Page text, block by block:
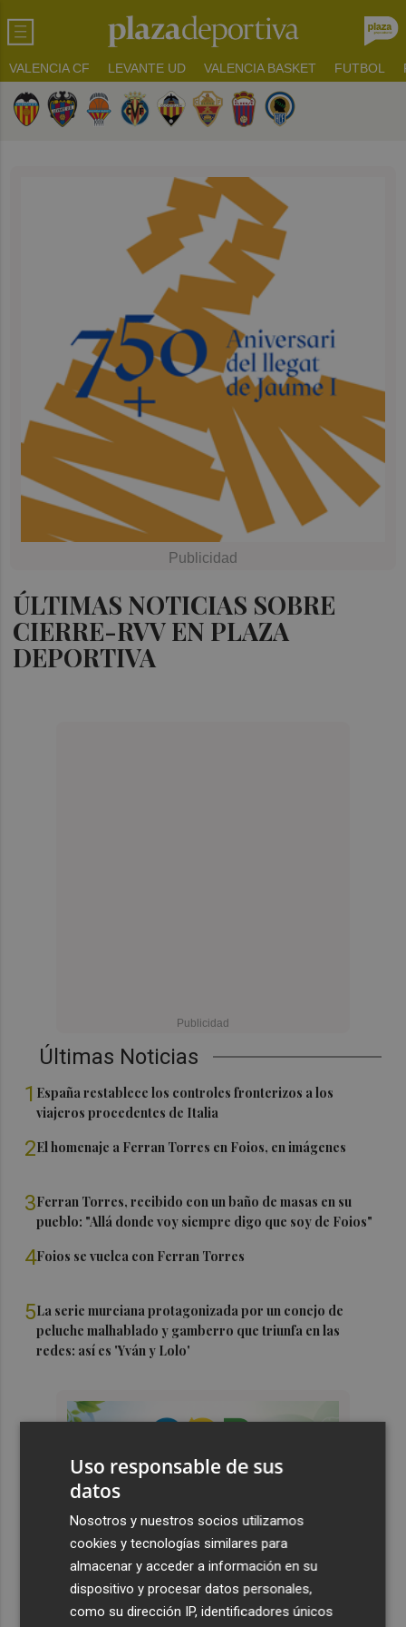
VALENCIA CF LEVANTE UD VALENCIA BASKET FUTBOL
ÚLTIMAS NOTICIAS SOBRE
CIERRE-RVV EN PLAZA
DEPORTIVA
Últimas Noticias
1 España restablece los controles fronterizos a los
viajeros procedentes de Italia
2El homenaje a Ferran Torres en Foios, en imágenes
3Ferran Torres, recibido con un baño de masas en su
pueblo: "Allá donde voy siempre digo que soy de Foios"
4Foios se vuelca con Ferran Torres
5La serie murciana protagonizada por un conejo de
peluche malhablado y gamberro que triunfa en las
redes: así es 'Yván y Lolo'
Uso responsable de sus
datos
Nosotros y nuestros socios utilizamos
cookies y tecnologías similares para
almacenar y acceder a información en su
dispositivo y procesar datos personales,
como su dirección IP, identificadores únicos